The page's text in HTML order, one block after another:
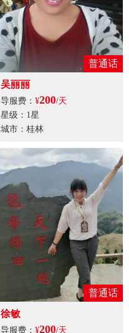
普通话
吴丽丽
导服费： ¥200/天
星级：1星
城市：桂林
普通话
徐敏
导服费： ¥200/天